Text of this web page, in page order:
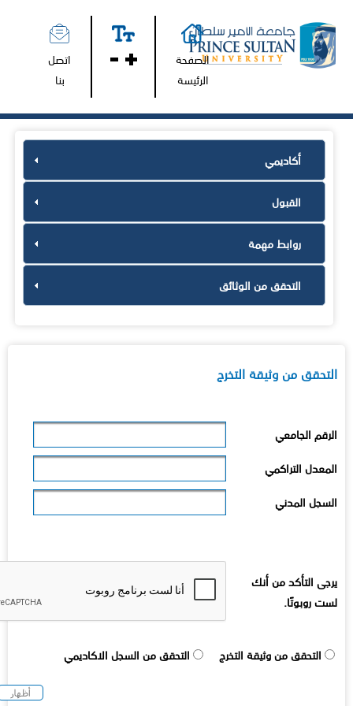
الصفحة
الرئيسة
اتصل
أكاديمي
القبول
روابط مهمة
التحقق من الوثائق
من وثيقة التخرج
الجامعي
التراكمي
المدني
التأكد من أنك
روبوتًا.
التحقق من وثيقة التخرج التحقق من السجل الاكاديمي